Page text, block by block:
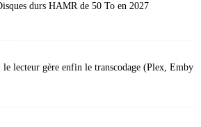
durs HAMR de 50 To en 2027
lecteur gère enfin le transcodage (Plex, Emby